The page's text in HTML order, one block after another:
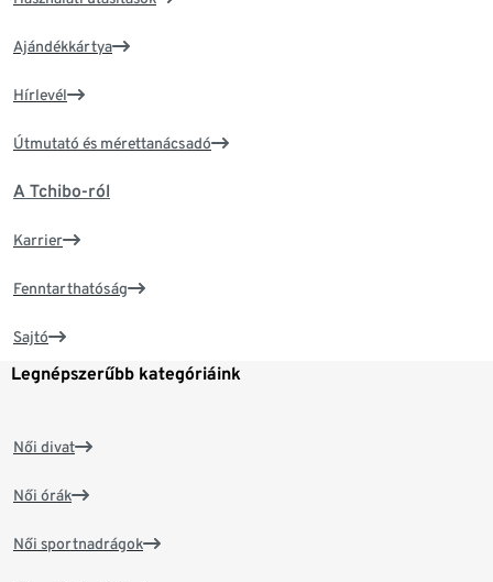
Ajándékkártya
Hírlevél
Útmutató és mérettanácsadó
A Tchibo-ról
Karrier
Fenntarthatóság
Sajtó
Legnépszerűbb kategóriáink
Női divat
Női órák
Női sportnadrágok